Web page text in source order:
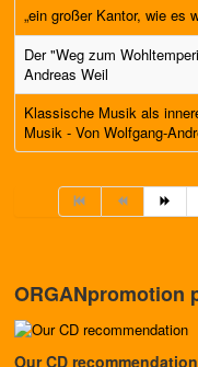
„ein großer Kantor, wie es
Der "Weg zum
Andreas Weil
Klassische Musik als
Musik - Von Wolfgang-
ORGANpromotion
Our CD recommendation